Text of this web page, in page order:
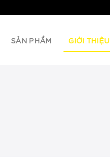
SẢN PHẨM GIỚI THIỆU